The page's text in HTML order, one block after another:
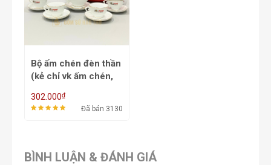
Bộ ấm chén đèn thần
(kẻ chỉ vk ấm chén,
550/700ml
302.000₫
Đã bán 3130
BÌNH LUẬN & ĐÁNH GIÁ